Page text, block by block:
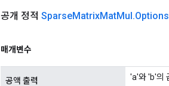
공개 정적 SparseMatrixMatMul.Options
매개변수
공액 출력 'a'와 'b'의